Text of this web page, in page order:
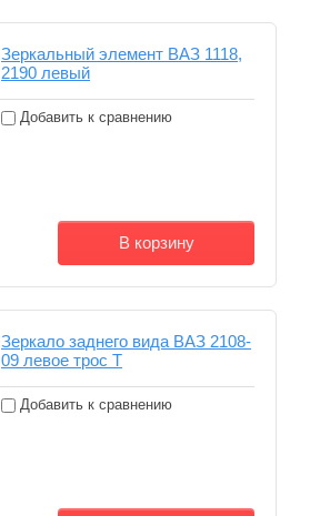
Зеркальный элемент ВАЗ 1118,
2190 левый
Добавить к сравнению
В корзину
Зеркало заднего вида ВАЗ 2108-
09 левое трос Т
Добавить к сравнению